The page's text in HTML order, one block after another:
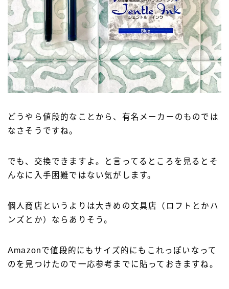
どうやら値段的なことから、有名メーカーのものでは
なさそうですね。
でも、交換できますよ。と言ってるところを見るとそ
んなに入手困難ではない気がします。
個人商店というよりは大きめの文具店（ロフトとかハ
ンズとか）ならありそう。
Amazonで値段的にもサイズ的にもこれっぽいなって
のを見つけたので一応参考までに貼っておきますね。